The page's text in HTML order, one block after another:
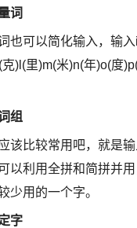
词
可以简化输入，输入
)l(里)m(米)n(年)o(度
组
比较常用吧，就是输
以利用全拼和简拼并
少用的一个字。
字